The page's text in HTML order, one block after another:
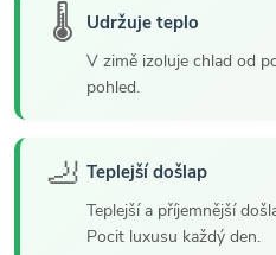
🌡️ Udržuje teplo
V zimě izoluje chlad od
pohled.
🦶 Teplejší došlap
Teplejší a příjemnější
Pocit luxusu každý den.